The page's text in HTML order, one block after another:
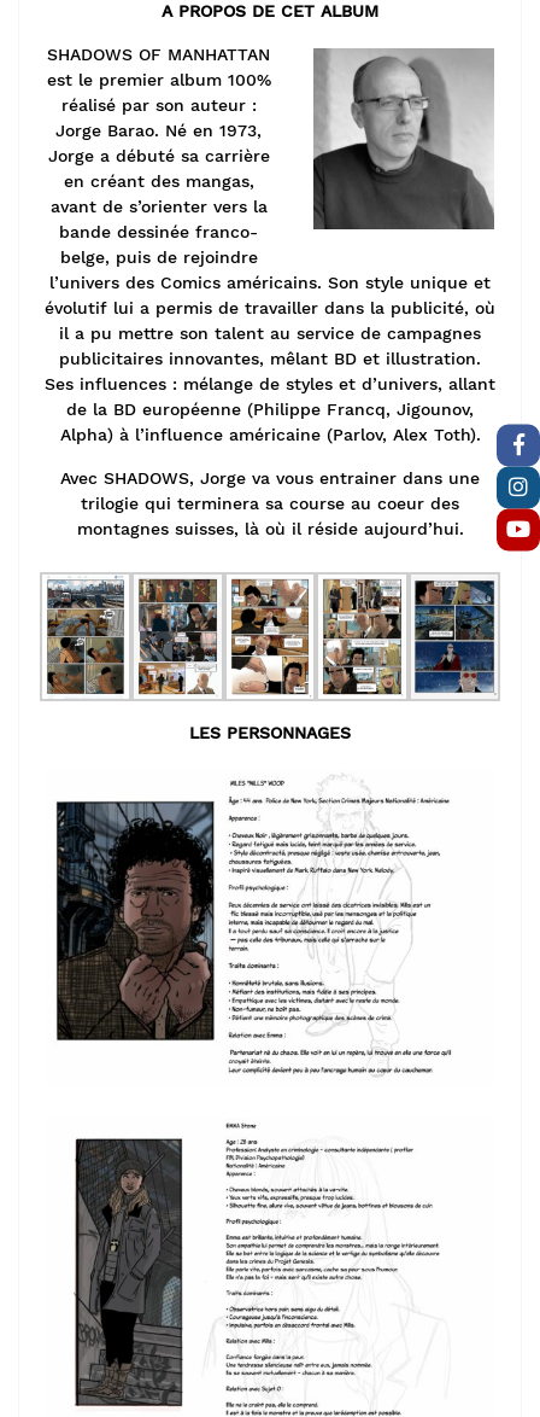
A PROPOS DE CET ALBUM
SHADOWS OF MANHATTAN
est le premier album 100%
réalisé par son auteur :
Jorge Barao. Né en 1973,
Jorge a débuté sa carrière
en créant des mangas,
avant de s’orienter vers la
bande dessinée franco-
belge, puis de rejoindre
l’univers des Comics américains. Son style unique et
évolutif lui a permis de travailler dans la publicité, où
il a pu mettre son talent au service de campagnes
publicitaires innovantes, mêlant BD et illustration.
Ses influences : mélange de styles et d’univers, allant
de la BD européenne (Philippe Francq, Jigounov,
Alpha) à l’influence américaine (Parlov, Alex Toth).
Avec SHADOWS, Jorge va vous entrainer dans une
trilogie qui terminera sa course au coeur des
montagnes suisses, là où il réside aujourd’hui.
LES PERSONNAGES